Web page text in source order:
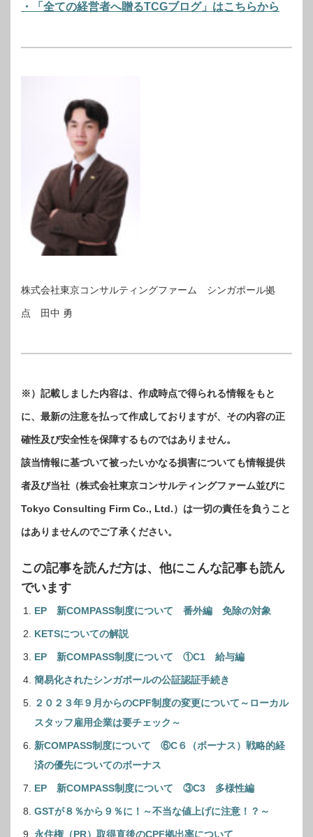
・「全ての経営者へ贈るTCGブログ」はこちらから
株式会社東京コンサルティングファーム シンガポール拠
点 田中 勇
※）記載しました内容は、作成時点で得られる情報をもと
に、最新の注意を払って作成しておりますが、その内容の正
確性及び安全性を保障するものではありません。
該当情報に基づいて被ったいかなる損害についても情報提供
者及び当社（株式会社東京コンサルティングファーム並びに
Tokyo Consulting Firm Co., Ltd.）は一切の責任を負うこと
はありませんのでご了承ください。
この記事を読んだ方は、他にこんな記事も読ん
でいます
EP 新COMPASS制度について 番外編 免除の対象
KETSについての解説
EP 新COMPASS制度について ①C1 給与編
簡易化されたシンガポールの公証認証手続き
２０２３年９月からのCPF制度の変更について～ローカル
スタッフ雇用企業は要チェック～
新COMPASS制度について ⑥C６（ボーナス）戦略的経
済の優先についてのボーナス
EP 新COMPASS制度について ③C3 多様性編
GSTが８％から９％に！～不当な値上げに注意！？～
永住権（PR）取得直後のCPF拠出率について